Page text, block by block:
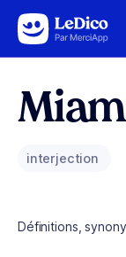
Aller au contenu
Miam
interjection
Définitions,